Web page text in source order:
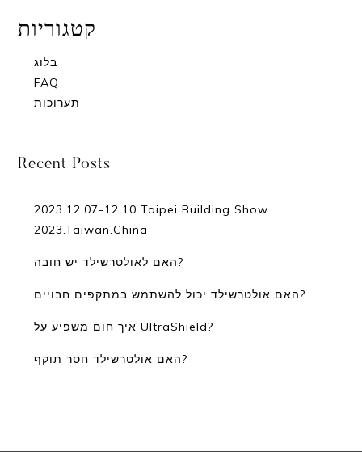
קטגוריות
בלוג
FAQ
תערוכות
Recent Posts
2023.12.07-12.10 Taipei Building Show
2023.Taiwan.China
האם לאולטרשילד יש חובה?
האם אולטרשילד יכול להשתמש במתקפים חבויים?
איך חום משפיע על UltraShield?
האם אולטרשילד חסר תוקף?